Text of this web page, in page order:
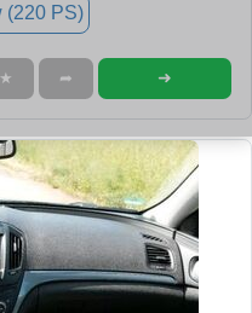
(220 PS)
★ ➦ ➜